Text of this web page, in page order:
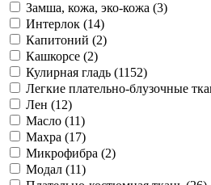
Замша, кожа, эко-кожа (3)
Интерлок (14)
Капитоний (2)
Кашкорсе (2)
Кулирная гладь (1152)
Легкие плательно-блузочные
Лен (12)
Масло (11)
Махра (17)
Микрофибра (2)
Модал (11)